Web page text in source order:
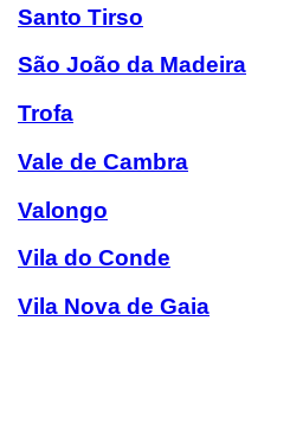
Santo Tirso
São João da Madeira
Trofa
Vale de Cambra
Valongo
Vila do Conde
Vila Nova de Gaia